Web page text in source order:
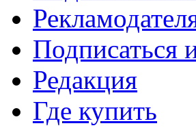
Подписаться
Редакция
Где купить